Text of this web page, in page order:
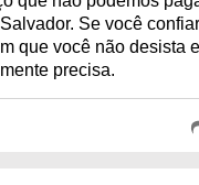
Se você
que você não desista
precisa.